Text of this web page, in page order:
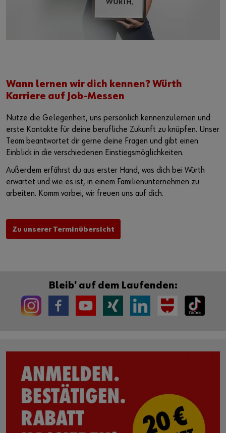
Wann lernen wir dich kennen? Würth
Karriere auf Job-Messen
Nutze die Gelegenheit, uns persönlich kennenzulernen und
erste Kontakte für deine berufliche Zukunft zu knüpfen. Unser
Team beantwortet dir gerne deine Fragen und gibt einen
Einblick in die verschiedenen Einstiegsmöglichkeiten.
Außerdem erfährst du aus erster Hand, was dich bei Würth
erwartet und wie es ist, in einem Familienunternehmen zu
arbeiten. Komm vorbei, wir freuen uns auf dich.
Zu unserer Terminübersicht
Bleib' auf dem Laufenden: